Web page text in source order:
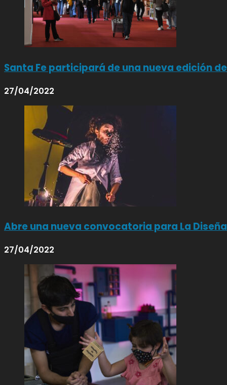
Santa Fe participará de una nueva edición
27/04/2022
Abre una nueva convocatoria para La
27/04/2022